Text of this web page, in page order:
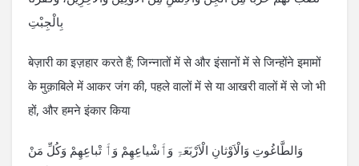
بِالْجِبْتِ
बेज़ारी का इज़हार करते हैं; जिन्नातों में से और इंसानों में से जिन्होंने इमामों
के मुक़ाबिले में आकर जंग की, पहले वालों में से या आखरी वालों में से जो भी
हों, और हमने इंकार किया
وَالطَّاغُوتِ وَالْاَوْثانِ الْاَرْبَعَۃِ وَٲَشْیاعِھِمْ وَٲَ تْباعِھِمْ وَکُلِّ مَنْ